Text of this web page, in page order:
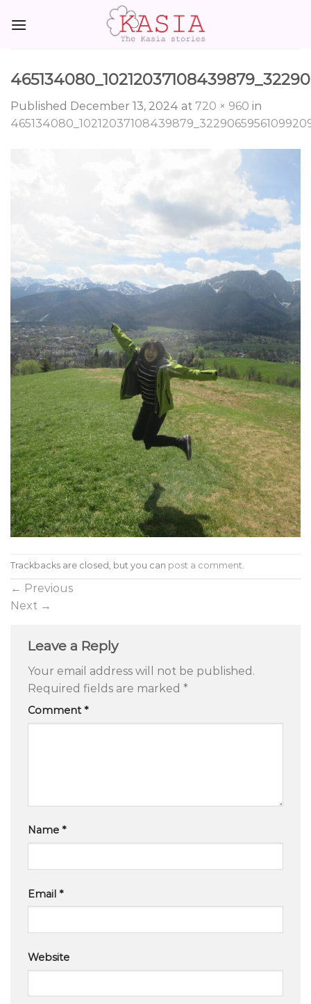
Published December 13, 2024 at 720 × 960 in
Trackbacks are closed, but you can post a comment
← Previous
Next →
Leave a Reply
Your email address will not be published.
Required fields are marked *
Comment*
Name *
Email *
Website